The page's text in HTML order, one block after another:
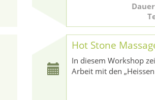
Hot Stone
In diesem Workshop
Arbeit mit den „Heissen